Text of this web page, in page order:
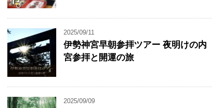
2025/09/11
伊勢神宮早朝参拝ツアー 夜明けの内
宮参拝と開運の旅
2025/09/09